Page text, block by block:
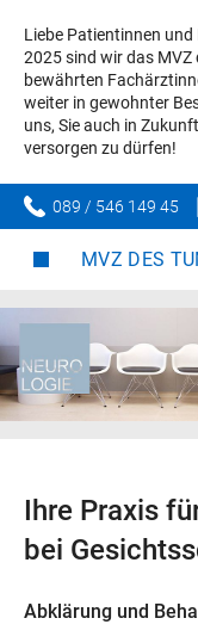
Liebe Patientinnen
2025 sind wir das MVZ
bewährten
weiter in gewohnter
uns, Sie auch in
versorgen zu dürfen!
089 / 546 149 45
MVZ DES
Ihre Praxis
bei
Abklärung und